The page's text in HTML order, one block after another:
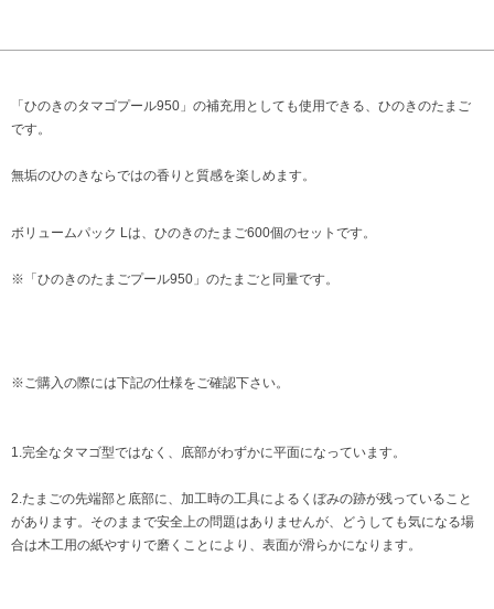
「ひのきのタマゴプール950」の補充用としても使用できる、ひのきのたまご
です。
無垢のひのきならではの香りと質感を楽しめます。
ボリュームパック Lは、ひのきのたまご600個のセットです。
※「ひのきのたまごプール950」のたまごと同量です。
※ご購入の際には下記の仕様をご確認下さい。
1.完全なタマゴ型ではなく、底部がわずかに平面になっています。
2.たまごの先端部と底部に、加工時の工具によるくぼみの跡が残っていること
があります。そのままで安全上の問題はありませんが、どうしても気になる場
合は木工用の紙やすりで磨くことにより、表面が滑らかになります。